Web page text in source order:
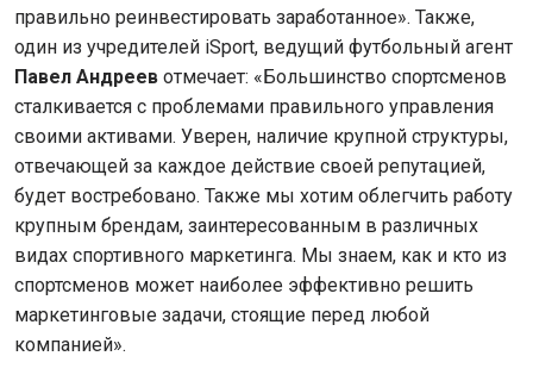
правильно реинвестировать заработанное». Также,
один из учредителей iSport, ведущий футбольный агент
Павел Андреев отмечает: «Большинство спортсменов
сталкивается с проблемами правильного управления
своими активами. Уверен, наличие крупной структуры,
отвечающей за каждое действие своей репутацией,
будет востребовано. Также мы хотим облегчить работу
крупным брендам, заинтересованным в различных
видах спортивного маркетинга. Мы знаем, как и кто из
спортсменов может наиболее эффективно решить
маркетинговые задачи, стоящие перед любой
компанией».